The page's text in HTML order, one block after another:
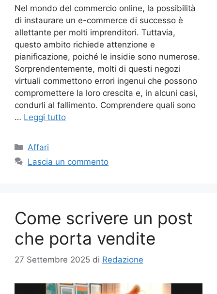
Nel mondo del commercio online, la possibilità
di instaurare un e-commerce di successo è
allettante per molti imprenditori. Tuttavia,
questo ambito richiede attenzione e
pianificazione, poiché le insidie sono numerose.
Sorprendentemente, molti di questi negozi
virtuali commettono errori ingenui che possono
compromettere la loro crescita e, in alcuni casi,
condurli al fallimento. Comprendere quali sono
… Leggi tutto
Categorie
Affari
Lascia un commento
Come scrivere un post
che porta vendite
27 Settembre 2025 di Redazione